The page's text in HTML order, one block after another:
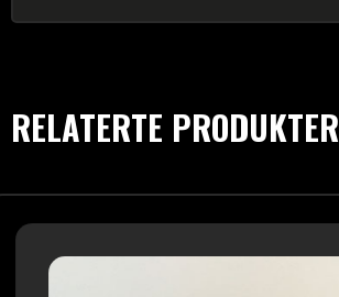
RELATERTE PRODUKTER